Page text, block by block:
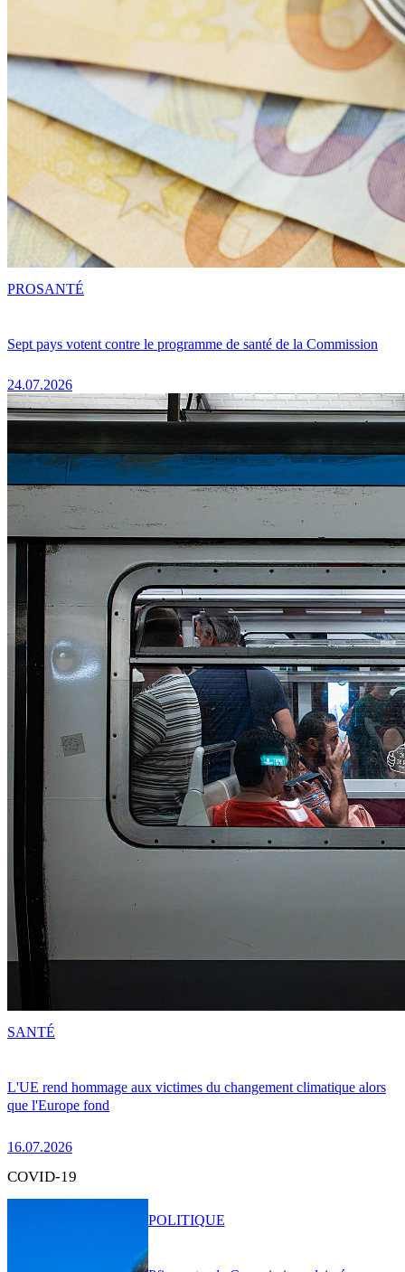
Sept pays votent contre le programme de santé de la Commission
24.07.2026
PROSANTÉ
L'UE rend hommage aux victimes du changement climatique alors
que l'Europe fond
16.07.2026
SANTÉ
COVID-19
POLITIQUE